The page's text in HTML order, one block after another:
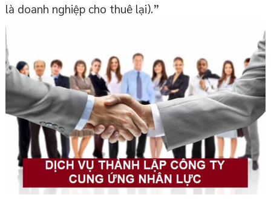
là doanh nghiệp cho thuê lại).”